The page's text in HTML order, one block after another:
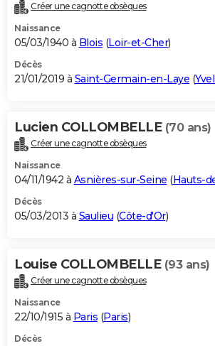
Créer une cagnotte obsèques
Naissance
05/03/1940 à Blois (Loir-et-Cher)
Décès
21/01/2019 à Saint-Germain-en-Laye (
Lucien COLLOMBELLE (70 ans)
Créer une cagnotte obsèques
Naissance
04/11/1942 à Asnières-sur-Seine (Hauts-
Décès
05/03/2013 à Saulieu (Côte-d'Or)
Louise COLLOMBELLE (93 ans)
Créer une cagnotte obsèques
Naissance
22/10/1915 à Paris (Paris)
Décès